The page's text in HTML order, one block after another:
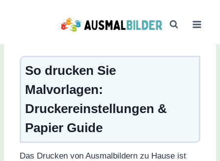
So drucken Sie
Malvorlagen:
Druckereinstellungen &
Papier Guide
Das Drucken von Ausmalbildern zu Hause ist